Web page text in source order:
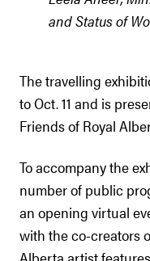
and Status of
The travelling
to Oct. 11 and is
Friends of Royal
To accompany the
number of public
an opening virtual
with the co-creators